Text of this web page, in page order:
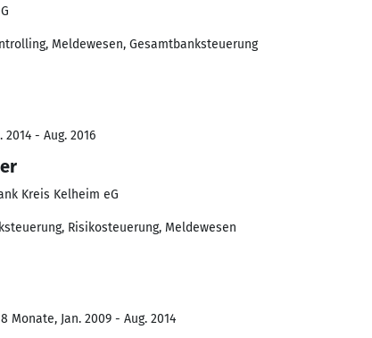
Meldewesen, Gesamtbanksteuerung
2014 - Aug. 2016
Kreis Kelheim eG
Risikosteuerung, Meldewesen
Monate, Jan. 2009 - Aug. 2014